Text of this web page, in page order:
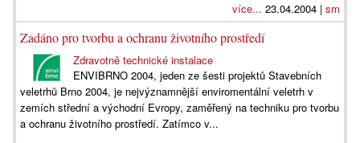
více... 23.04.2004 | sm
Zadáno pro tvorbu a ochranu životního prostředí
Zdravotně technické instalace
ENVIBRNO 2004, jeden ze šesti projektů Stavebních
veletrhů Brno 2004, je nejvýznamnější enviromentální veletrh v
zemích střední a východní Evropy, zaměřený na techniku pro tvorbu
a ochranu životního prostředí. Zatímco v...